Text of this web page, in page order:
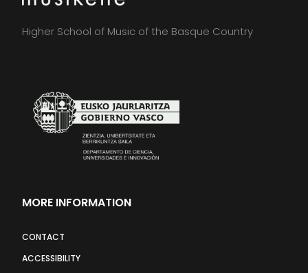
Higher School of Music of the Basque Country
MORE INFORMATION
CONTACT
ACCESSIBILITY